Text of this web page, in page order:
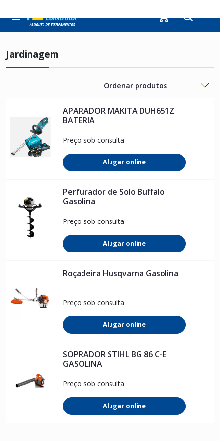
Jardinagem
APARADOR MAKITA DUH651Z
BATERIA
Preço sob consulta
Alugar online
Perfurador de Solo Buffalo
Gasolina
Preço sob consulta
Alugar online
Roçadeira Husqvarna Gasolina
Preço sob consulta
Alugar online
SOPRADOR STIHL BG 86 C-E
GASOLINA
Preço sob consulta
Alugar online